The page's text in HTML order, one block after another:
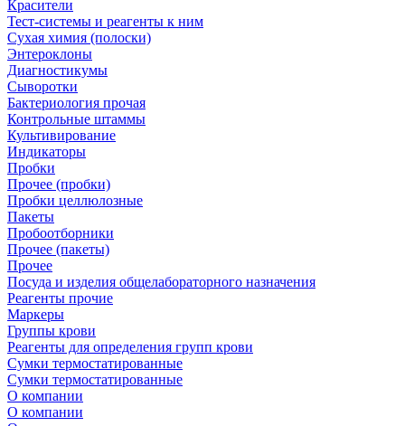
Красители
Тест-системы и реагенты к ним
Сухая химия (полоски)
Энтероклоны
Диагностикумы
Сыворотки
Бактериология прочая
Контрольные штаммы
Культивирование
Индикаторы
Пробки
Прочее (пробки)
Пробки целлюлозные
Пакеты
Пробоотборники
Прочее (пакеты)
Прочее
Посуда и изделия общелабораторного назначения
Реагенты прочие
Маркеры
Группы крови
Реагенты для определения групп крови
Сумки термостатированные
Сумки термостатированные
О компании
О компании